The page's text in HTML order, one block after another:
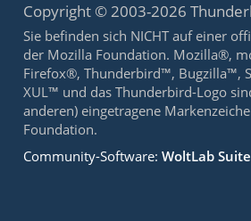
Copyright © 2003-2026
Sie befinden sich NICHT auf einer
der Mozilla Foundation. Mozilla®,
Firefox®, Thunderbird™, Bugzilla™,
XUL™ und das Thunderbird-Logo
anderen) eingetragene
Foundation.
Community-Software:WoltLab